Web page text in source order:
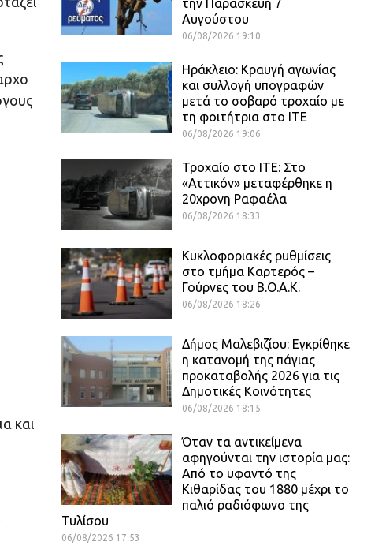
και
την Παρασκευή 7
Αυγούστου
06/08/2026 19:10
Ηράκλειο: Κραυγή αγωνίας
και συλλογή υπογραφών
μετά το σοβαρό τροχαίο με
τη φοιτήτρια στο ΙΤΕ
06/08/2026 19:06
Τροχαίο στο ΙΤΕ: Στο
«Αττικόν» μεταφέρθηκε η
20χρονη Ραφαέλα
06/08/2026 18:33
Κυκλοφοριακές ρυθμίσεις
στο τμήμα Καρτερός –
Γούρνες του Β.Ο.Α.Κ.
06/08/2026 18:26
Δήμος Μαλεβιζίου: Εγκρίθηκε
η κατανομή της πάγιας
προκαταβολής 2026 για τις
Δημοτικές Κοινότητες
06/08/2026 18:15
Όταν τα αντικείμενα
αφηγούνται την ιστορία μας:
Από το υφαντό της
Κιθαρίδας του 1880 μέχρι το
παλιό ραδιόφωνο της
Τυλίσου
06/08/2026 17:53